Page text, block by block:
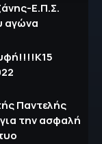
Ε.Π.Σ.
αγώνα
Παντελής
την ασφαλή